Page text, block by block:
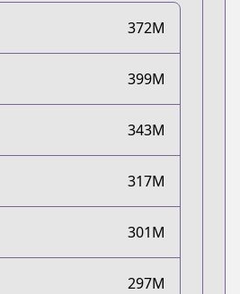
372M
399M
343M
317M
301M
297M